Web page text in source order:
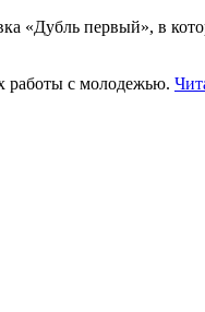
первый», в
работы с молодежью.